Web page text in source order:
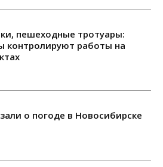
пешеходные тротуары:
контролируют работы на
о погоде в Новосибирске